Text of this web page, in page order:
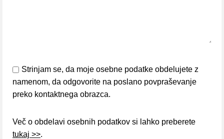
Strinjam se, da moje osebne podatke obdelujete z
namenom, da odgovorite na poslano povpraševanje
preko kontaktnega obrazca.
Več o obdelavi osebnih podatkov si lahko preberete
tukaj >>.